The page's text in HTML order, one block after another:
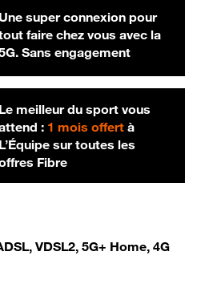
Une super connexion pour
faire chez vous avec la
Sans engagement
Le meilleur du sport vous
: 1 mois offertà
L’Équipe sur toutes les
Fibre
VDSL2, 5G+ Home, 4G